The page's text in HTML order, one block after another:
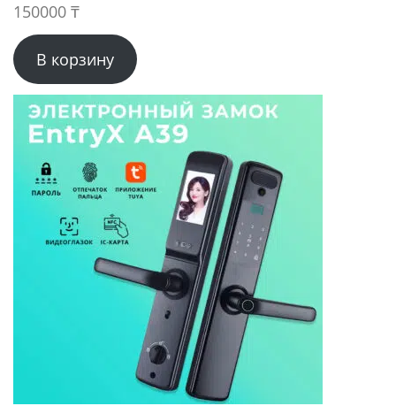
150000 ₸
В корзину